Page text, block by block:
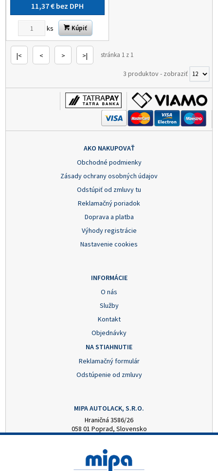
11,37 € bez DPH
ks Kúpiť
|< < > >| stránka 1 z 1
3 produktov- zobraziť
AKO NAKUPOVAŤ
Obchodné podmienky
Zásady ochrany osobných údajov
Odstúpiť od zmluvy tu
Reklamačný poriadok
Doprava a platba
Výhody registrácie
Nastavenie cookies
INFORMÁCIE
O nás
Služby
Kontakt
Objednávky
NA STIAHNUTIE
Reklamačný formulár
Odstúpenie od zmluvy
MIPA AUTOLACK, S.R.O.
Hraničná 3586/26
058 01 Poprad, Slovensko
mipa@autolack.sk
OTVÁRACIE HODINY